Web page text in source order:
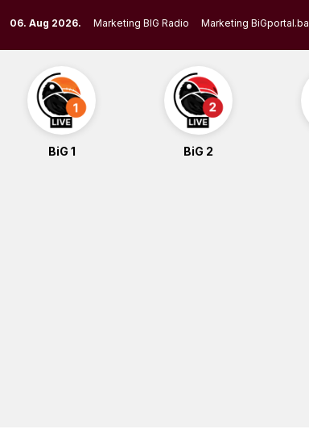
to
content
06. Aug 2026. Marketing BIG Radio Marketing BiGportal.ba
BiG 1 BiG 2